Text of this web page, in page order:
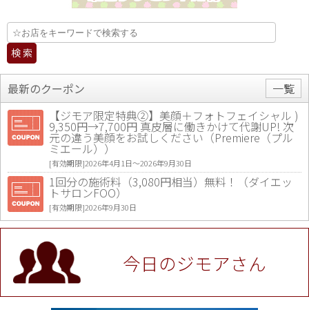
最新のクーポン
一覧
【ジモア限定特典②】美顔＋フォトフェイシャル )
9,350円→7,700円 真皮層に働きかけて代謝UP! 次
元の違う美顔をお試しください（Premiere（プル
ミエール））
[有効期限]2026年4月1日〜2026年9月30日
1回分の施術料（3,080円相当）無料！（ダイエッ
トサロンFOO）
[有効期限]2026年9月30日
値段提示後「ジモア見た」で更に買い取り金額 U
P！※チケットと新品商品は除く（大黒屋 高田馬場
駅前店）
[有効期限]2026年9月30日
★ジモア限定特典★ お会計より全品5％OFF（ナチ
ュラル＆ハンドメイドショップ［マキマキ］）
今日のジモアさん